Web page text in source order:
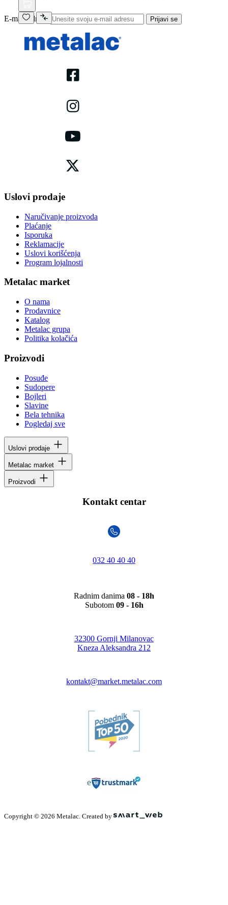
E-mail adresa Prijavi se
Uslovi prodaje
Naručivanje proizvoda
Plaćanje
Isporuka
Reklamacije
Uslovi korišćenja
Program lojalnosti
Metalac market
O nama
Prodavnice
Katalog
Metalac grupa
Politika kolačića
Proizvodi
Posuđe
Sudopere
Bojleri
Slavine
Bela tehnika
Pogledaj sve
Uslovi prodaje
Metalac market
Proizvodi
Kontakt centar
032 40 40 40
Radnim danima 08 - 18h
Subotom 09 - 16h
32300 Gornji Milanovac
Kneza Aleksandra 212
kontakt@market.metalac.com
Copyright © 2026 Metalac. Created by